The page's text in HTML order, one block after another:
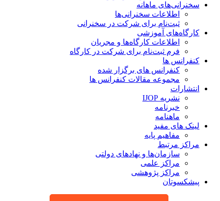
سخنرانی‌های ماهانه
اطلاعات سخنرانی‌‌ها
ثبت‌نام برای شرکت در سخنرانی
کارگاه‌های آموزشی
اطلاعات کارگاه‌ها و مجریان
فرم ثبت‌نام برای شرکت در کارگاه
کنفرانس ها
کنفرانس های برگزار شده
مجموعه مقالات کنفرانس ها
انتشارات
نشریه IJOP
خبرنامه
ماهنامه
لینک های مفید
مفاهیم پایه
مراکز مرتبط
سازمان‌ها و نهادهای دولتی
مراکز علمی
مراکز پژوهشی
پیشکسوتان